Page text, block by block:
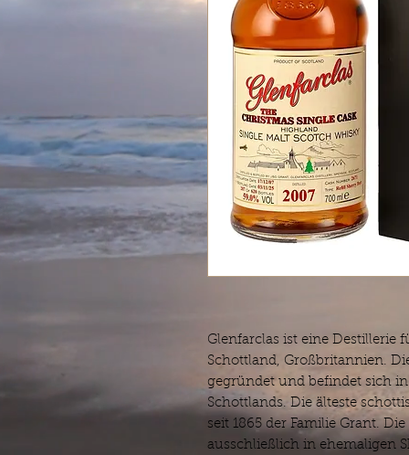
Glenfarclas ist eine Destillerie
Schottland, Großbritannien.
gegründet und befindet sich
Schottlands. Die älteste
seit 1865 der Familie Grant.
ausschließlich in ehemaligen